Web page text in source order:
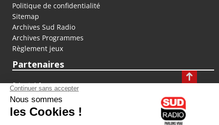
Politique de confidentialité
Sitemap
Archives Sud Radio
Archives Programmes
Règlement jeux
Partenaires
fiducial.fr
lyoncapitale.fr
olympique-et-lyonnais.com